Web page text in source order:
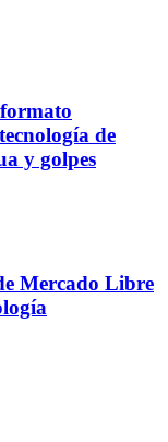
de
y golpes
Mercado Libre